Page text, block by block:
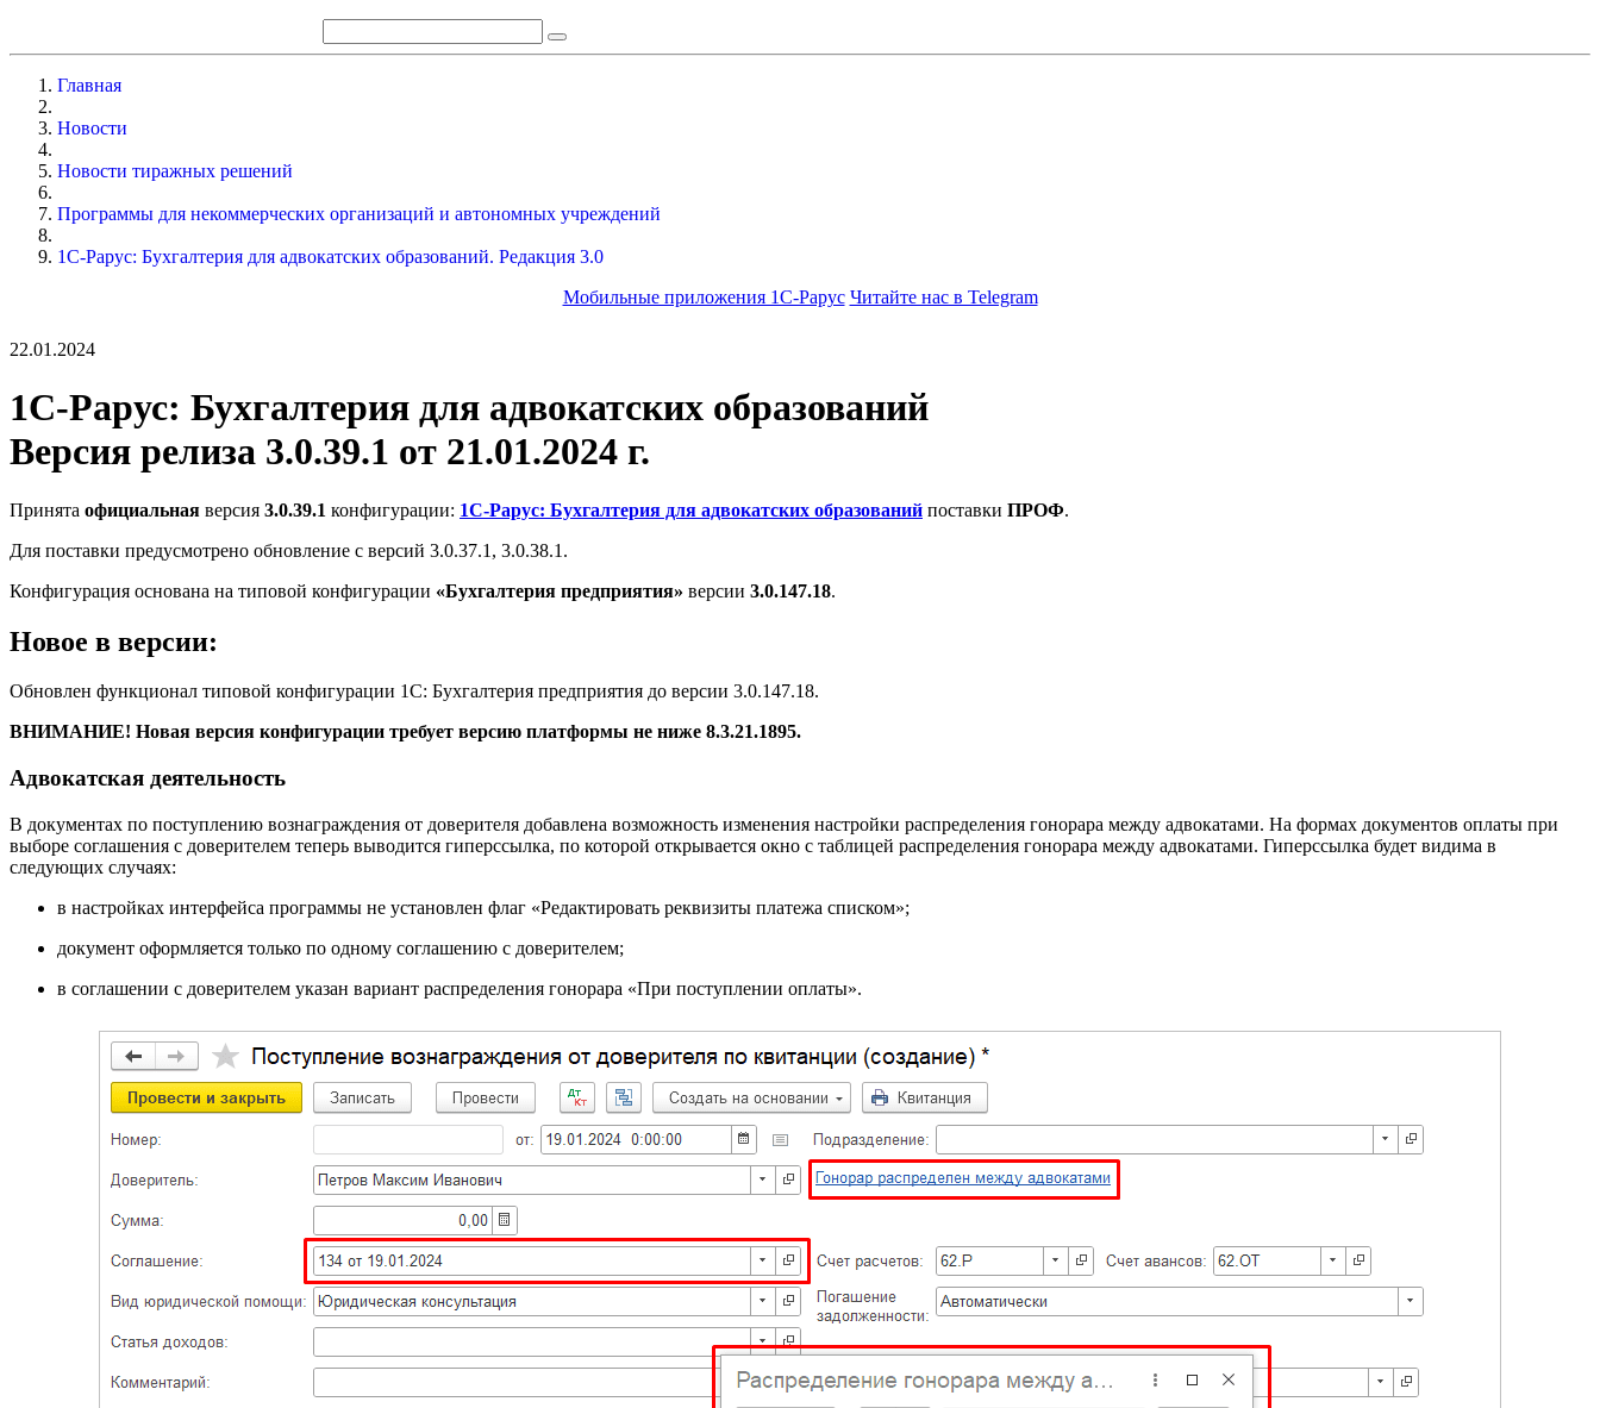
Главная
Новости
Новости тиражных решений
Программы для некоммерческих организаций и автономных учреждений
1С-Рарус: Бухгалтерия для адвокатских образований. Редакция 3.0
Мобильные приложения 1С-Рарус Читайте нас в Telegram
22.01.2024
1С-Рарус: Бухгалтерия для адвокатских образований
Версия релиза 3.0.39.1 от 21.01.2024 г.
Принята официальная версия 3.0.39.1 конфигурации: 1С-Рарус: Бухгалтерия для адвокатских образований поставки ПРОФ.
Для поставки предусмотрено обновление с версий 3.0.37.1, 3.0.38.1.
Конфигурация основана на типовой конфигурации «Бухгалтерия предприятия» версии 3.0.147.18.
Новое в версии:
Обновлен функционал типовой конфигурации 1С: Бухгалтерия предприятия до версии 3.0.147.18.
ВНИМАНИЕ! Новая версия конфигурации требует версию платформы не ниже 8.3.21.1895.
Адвокатская деятельность
В документах по поступлению вознаграждения от доверителя добавлена возможность изменения настройки распределения гонорара между адвокатами. На формах документов оплаты при
выборе соглашения с доверителем теперь выводится гиперссылка, по которой открывается окно с таблицей распределения гонорара между адвокатами. Гиперссылка будет видима в
следующих случаях:
в настройках интерфейса программы не установлен флаг «Редактировать реквизиты платежа списком»;
документ оформляется только по одному соглашению с доверителем;
в соглашении с доверителем указан вариант распределения гонорара «При поступлении оплаты».